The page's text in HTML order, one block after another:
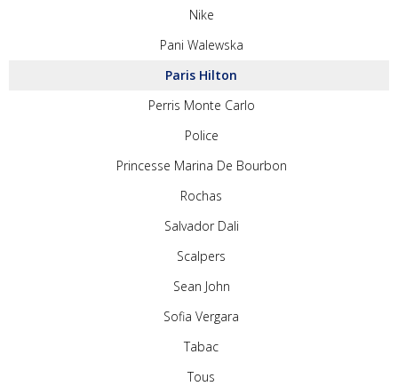
Nike
Pani Walewska
Paris Hilton
Perris Monte Carlo
Police
Princesse Marina De Bourbon
Rochas
Salvador Dali
Scalpers
Sean John
Sofia Vergara
Tabac
Tous